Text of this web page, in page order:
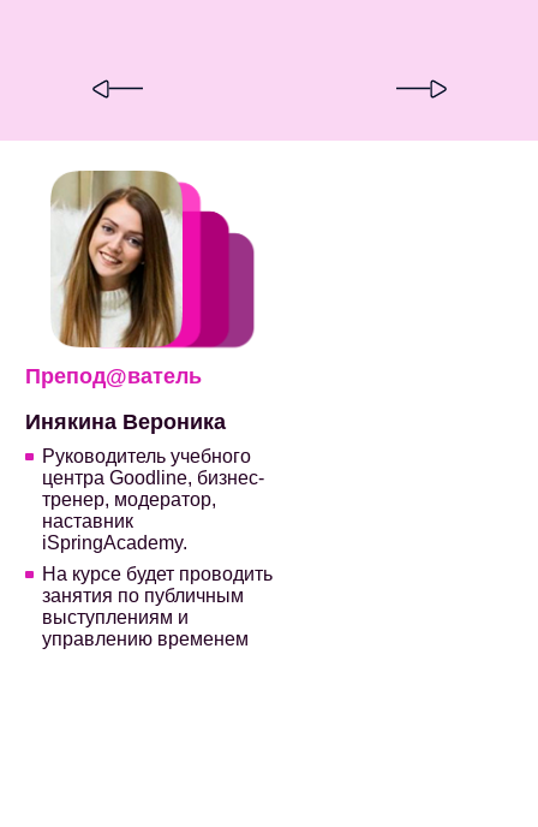
Препод@ватель
Инякина Вероника
Руководитель учебного
центра Goodline, бизнес-
тренер, модератор,
наставник
iSpringAcademy.
На курсе будет проводить
занятия по публичным
выступлениям и
управлению временем